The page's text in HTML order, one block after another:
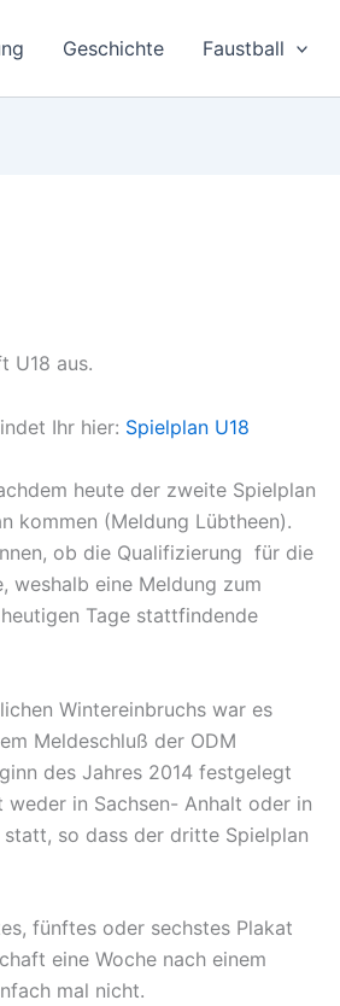
Geschichte Faustball
U18 aus.
Ihr hier: Spielplan U18
heute der zweite Spielplan
kommen (Meldung Lübtheen).
ob die Qualifizierung für die
weshalb eine Meldung zum
Tage stattfindende
Wintereinbruchs war es
Meldeschluß der ODM
des Jahres 2014 festgelegt
in Sachsen- Anhalt oder in
so dass der dritte Spielplan
fünftes oder sechstes Plakat
eine Woche nach einem
mal nicht.